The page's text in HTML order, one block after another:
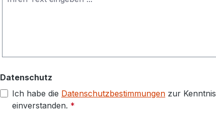
Datenschutz
Ich habe die Datenschutzbestimmungen zur
einverstanden. *